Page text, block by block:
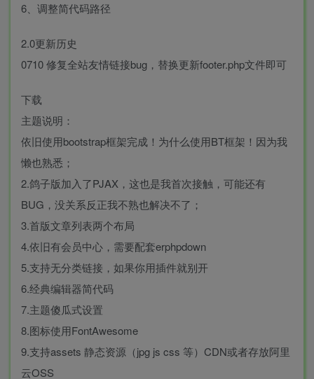
6、调整简代码路径
2.0更新历史
0710 修复全站友情链接bug，替换更新footer.php文件即可
下载
主题说明：
依旧使用bootstrap框架完成！为什么使用BT框架！因为我
懒也熟悉；
2.鸽子版加入了PJAX，这也是我首次接触，可能还有
BUG，没关系反正我不熟也解决不了；
3.首版文章列表两个布局
4.依旧有会员中心，需要配套erphpdown
5.支持无分类链接，如果你用插件就别开
6.经典编辑器简代码
7.主题傻瓜式设置
8.图标使用FontAwesome
9.支持assets 静态资源（jpg js css 等）CDN或者存放阿里
云OSS